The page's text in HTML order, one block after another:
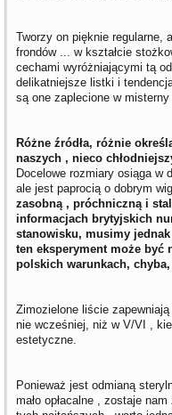
Tworzy on pięknie regularne,
frondów ... w kształcie
cechami wyróżniającymi tą
delikatniejsze listki i
są one zaplecione w
Różne źródła, różnie
naszych , nieco
Docelowe rozmiary osiąga w
ale jest paprocią o dobrym
zasobną , próchniczną i
informacjach brytyjskich
stanowisku, musimy
ten eksperyment może być
polskich warunkach,
Zimozielone liście
nie wcześniej, niż w V/VI ,
estetyczne.
Ponieważ jest odmianą
mało opłacalne , zostaje